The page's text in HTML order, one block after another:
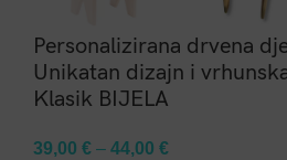
Personalizirana drvena
Unikatan dizajn i
Klasik BIJELA
39,00 € – 44,00 €